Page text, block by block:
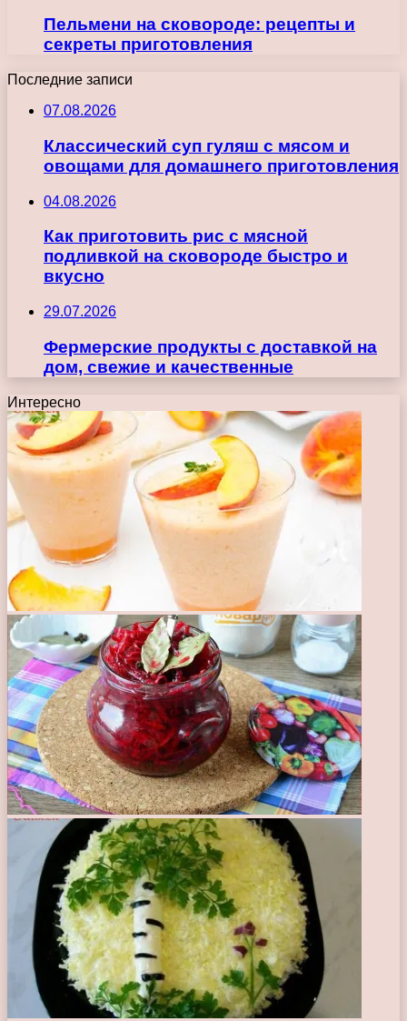
Пельмени на сковороде: рецепты и
секреты приготовления
Последние записи
07.08.2026
Классический суп гуляш с мясом и
овощами для домашнего приготовления
04.08.2026
Как приготовить рис с мясной
подливкой на сковороде быстро и
вкусно
29.07.2026
Фермерские продукты с доставкой на
дом, свежие и качественные
Интересно